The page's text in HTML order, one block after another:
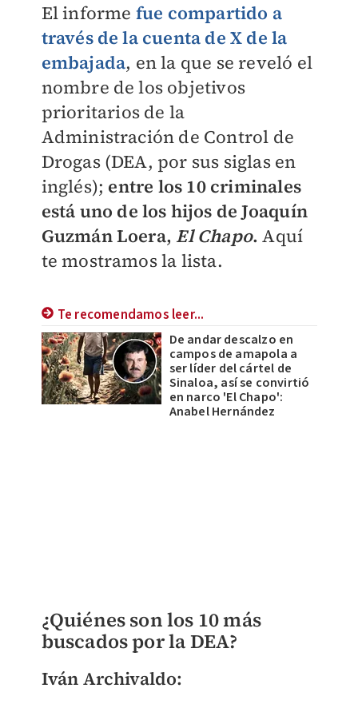
El informe fue compartido a
través de la cuenta de X de la
embajada, en la que se reveló el
nombre de los objetivos
prioritarios de la
Administración de Control de
Drogas (DEA, por sus siglas en
inglés); entre los 10 criminales
está uno de los hijos de Joaquín
Guzmán Loera, El Chapo.Aquí
te mostramos la lista.
Te recomendamos leer...
De andar descalzo en
campos de amapola a
ser líder del cártel de
Sinaloa, así se convirtió
en narco 'El Chapo':
Anabel Hernández
¿Quiénes son los 10 más
buscados por la DEA?
Iván Archivaldo: